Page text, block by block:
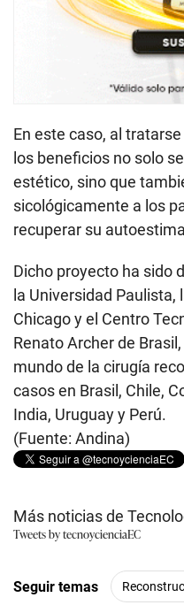
En este caso, al
los beneficios no solo
estético, sino que
sicológicamente a los
recuperar su
Dicho proyecto ha sido
la Universidad
Chicago y el Centro
Renato Archer de
mundo de la cirugía
casos en Brasil, Chile,
India, Uruguay y Perú.
(Fuente: Andina)
Más noticias de
Tweets by tecnoycienciaEC
Seguir temas